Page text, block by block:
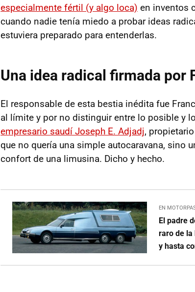
especialmente fértil (y algo loca) en inventos
cuando nadie tenía miedo a probar ideas
estuviera preparado para entenderlas.
Una idea radical firmada por
El responsable de esta bestia inédita fue
al límite y por no distinguir entre lo posible y
empresario saudí Joseph E. Adjadj, propietario
que no quería una simple autocaravana, sino
confort de una limusina. Dicho y hecho.
EN
El padre
raro de la
y hasta